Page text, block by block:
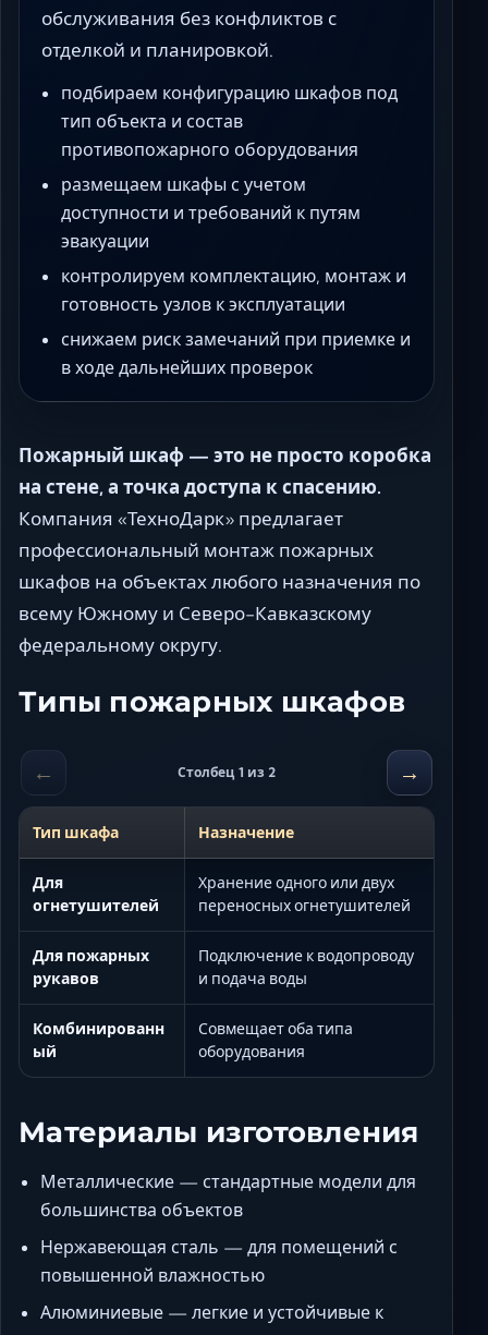
обслуживания без конфликтов с
отделкой и планировкой.
подбираем конфигурацию шкафов под
тип объекта и состав
противопожарного оборудования
размещаем шкафы с учетом
доступности и требований к путям
эвакуации
контролируем комплектацию, монтаж и
готовность узлов к эксплуатации
снижаем риск замечаний при приемке и
в ходе дальнейших проверок
Пожарный шкаф — это не просто коробка
на стене, а точка доступа к спасению.
Компания «ТехноДарк» предлагает
профессиональный монтаж пожарных
шкафов на объектах любого назначения по
всему Южному и Северо-Кавказскому
федеральному округу.
Типы пожарных шкафов
← Столбец 1 из 2 →
Тип шкафа Назначение
Для
огнетушителей
Хранение одного или двух
переносных огнетушителей
Для пожарных
рукавов
Подключение к водопроводу
и подача воды
Комбинированн
ый
Совмещает оба типа
оборудования
Материалы изготовления
Металлические — стандартные модели для
большинства объектов
Нержавеющая сталь — для помещений с
повышенной влажностью
Алюминиевые — легкие и устойчивые к